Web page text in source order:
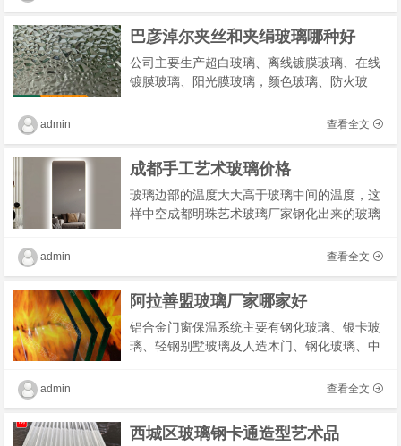
巴彦淖尔夹丝和夹绢玻璃哪种好
公司主要生产超白玻璃、离线镀膜玻璃、在线
镀膜玻璃、阳光膜玻璃，颜色玻璃、防火玻
碱、小苏打及小苏打洗涤剂等产品，主要为建
查看全文
admin
成都手工艺术玻璃价格
玻璃边部的温度大大高于玻璃中间的温度，这
样中空成都明珠艺术玻璃厂家钢化出来的玻璃
的质量过硬的玻璃外，在颜色上也很有讲
查看全文
admin
阿拉善盟玻璃厂家哪家好
铝合金门窗保温系统主要有钢化玻璃、银卡玻
璃、轻钢别墅玻璃及人造木门、钢化玻璃、中
要用于各类工业厂房的屋顶，对于工业园区和
查看全文
admin
西城区玻璃钢卡通造型艺术品